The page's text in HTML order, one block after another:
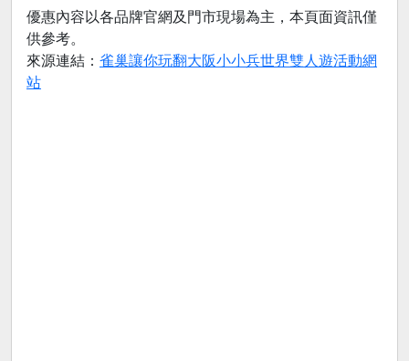
優惠內容以各品牌官網及門市現場為主，本頁面資訊僅
供參考。
來源連結： 雀巢讓你玩翻大阪小小兵世界雙人遊活動網
站